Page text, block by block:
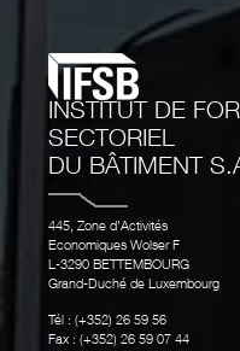
INSTITUT DE
SECTORIEL
DU BÂTIMENT
445, Zone d’Activités
Economiques Wolser F
L-3290 BETTEMBOURG
Grand-Duché de Luxembourg
Tél : (+352) 26 59 56
Fax : (+352) 26 59 07 44